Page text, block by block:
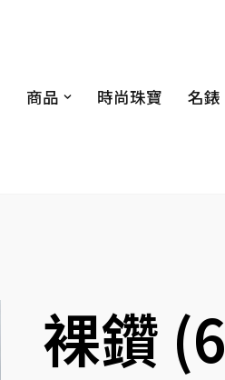
商品 時尚珠寶 名錶
裸鑽